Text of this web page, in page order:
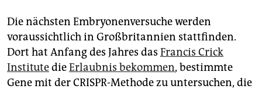
Die nächsten Embryonenversuche werden
voraussichtlich in Großbritannien stattfinden.
Dort hat Anfang des Jahres das Francis Crick
InstitutedieErlaubnis bekommen, bestimmte
Gene mit der CRISPR-Methode zu untersuchen, die